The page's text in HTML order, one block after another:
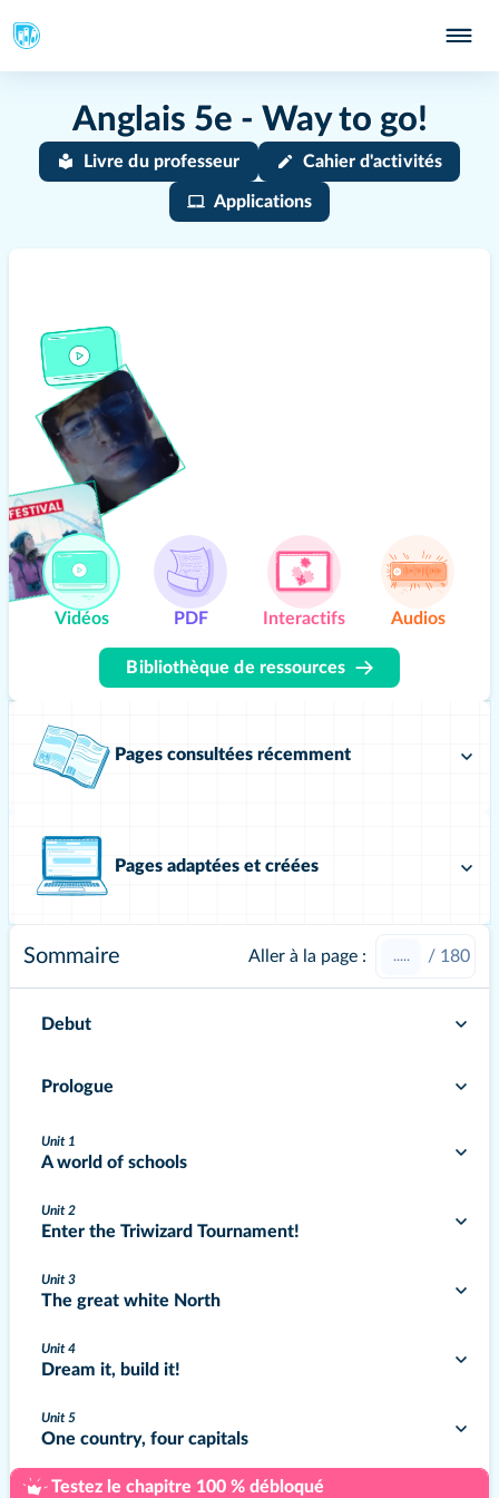
Anglais 5e - Way to go!
Livre du professeur Cahier d'activités
Applications
Vidéos PDF Interactifs Audios
Bibliothèque de ressources
Pages consultées récemment
Pages adaptées et créées
Sommaire Aller à la page : / 180
Debut
Prologue
Unit 1
A world of schools
Unit 2
Enter the Triwizard Tournament!
Unit 3
The great white North
Unit 4
Dream it, build it!
Unit 5
One country, four capitals
Testez le chapitre 100 % débloqué